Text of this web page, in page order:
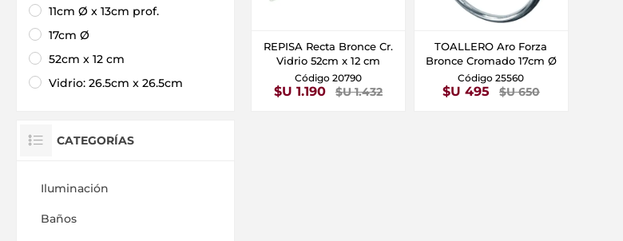
REPISA Recta Bronce Cr.
Vidrio 52cm x 12 cm
Código 20790
$U 1.190 $U 1.432
TOALLERO Aro Forza
Bronce Cromado 17cm Ø
Código 25560
$U 495 $U 650
11cm Ø x 13cm prof.
17cm Ø
52cm x 12 cm
Vidrio: 26.5cm x 26.5cm
CATEGORÍAS
Iluminación
Baños